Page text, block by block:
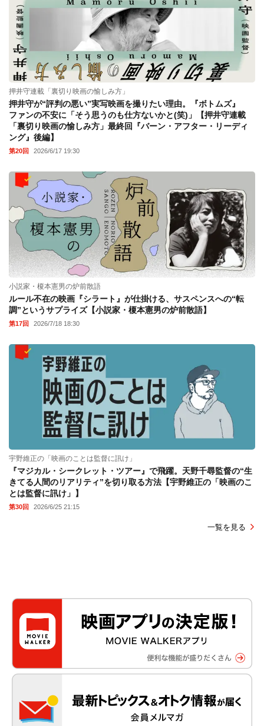
押井守連載「裏切り映画の愉しみ方」
押井守が“評判の悪い”実写映画を撮りたい理由。『ボトムズ』
ファンの不安に「そう思うのも仕方ないかと(笑)」【押井守連載
「裏切り映画の愉しみ方」最終回『バーン・アフター・リーディ
ング』後編】
第20回 2026/6/17 19:30
小説家・榎本憲男の炉前散語
ルール不在の映画『シラート』が仕掛ける、サスペンスへの“転
調”というサプライズ【小説家・榎本憲男の炉前散語】
第17回 2026/7/18 18:30
宇野維正の「映画のことは監督に訊け」
『マジカル・シークレット・ツアー』で飛躍。天野千尋監督の“生
きてる人間のリアリティ”を切り取る方法【宇野維正の「映画のこ
とは監督に訊け」】
第30回 2026/6/25 21:15
一覧を見る